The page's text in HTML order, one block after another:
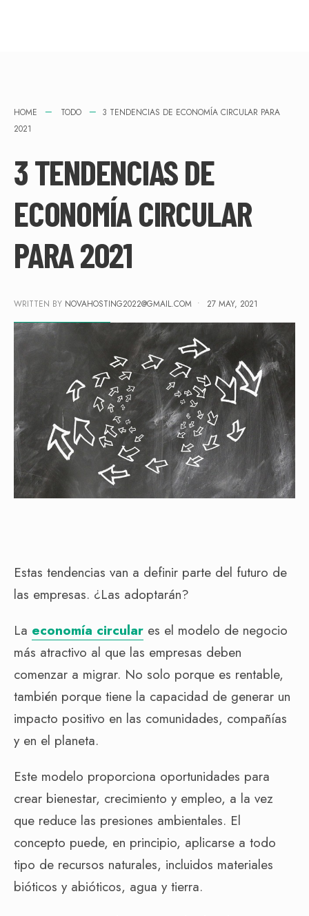
HOME TODO
3 TENDENCIAS DE ECONOMÍA CIRCULAR PARA
2021
3 TENDENCIAS DE
ECONOMÍA CIRCULAR
PARA 2021
WRITTEN BY NOVAHOSTING2022@GMAIL.COM • 27 MAY, 2021
Estas tendencias van a definir parte del futuro de
las empresas. ¿Las adoptarán?
La economía circular es el modelo de negocio
más atractivo al que las empresas deben
comenzar a migrar. No solo porque es rentable,
también porque tiene la capacidad de generar un
impacto positivo en las comunidades, compañías
y en el planeta.
Este modelo proporciona oportunidades para
crear bienestar, crecimiento y empleo, a la vez
que reduce las presiones ambientales. El
concepto puede, en principio, aplicarse a todo
tipo de recursos naturales, incluidos materiales
bióticos y abióticos, agua y tierra.